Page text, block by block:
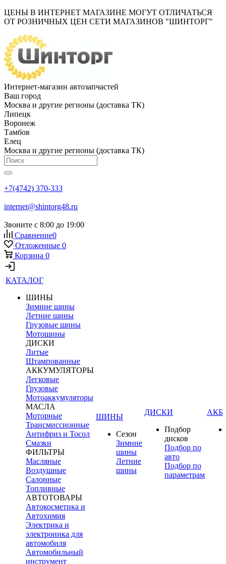
ЦЕНЫ В ИНТЕРНЕТ МАГАЗИНЕ МОГУТ ОТЛИЧАТЬСЯ
ОТ РОЗНИЧНЫХ ЦЕН СЕТИ МАГАЗИНОВ "ШИНТОРГ"
Интернет-магазин автозапчастей
Ваш город
Москва и другие регионы (доставка ТК)
Липецк
Воронеж
Тамбов
Елец
Москва и другие регионы (доставка ТК)
+7(4742) 370-333
internet@shintorg48.ru
Звоните с 8:00 до 19:00
Сравнение0
Отложенные 0
Корзина 0
КАТАЛОГ
ШИНЫ
Зимние шины
Летние шины
Грузовые шины
Мотошины
ДИСКИ
Литые
Штампованные
АККУМУЛЯТОРЫ
Легковые
Грузовые
Мотоаккумуляторы
МАСЛА
Моторные
Трансмиссионные
Антифриз и Тосол
Смазки
ФИЛЬТРЫ
Масляные
Воздушные
Салонные
Топливные
АВТОТОВАРЫ
Автокосметика и
Автохимия
Электрика и
электроника для
автомобиля
Автомобильный
инструмент
ШИНЫ
Сезон
Зимние
шины
Летние
шины
ДИСКИ
Подбор
дисков
Подбор по
авто
Подбор по
параметрам
АКБ